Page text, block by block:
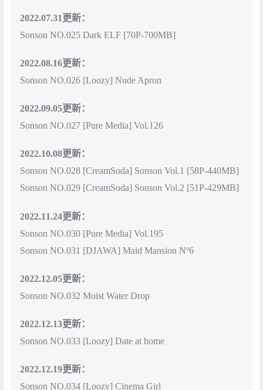
2022.07.31更新：
Sonson NO.025 Dark ELF [70P-700MB]
2022.08.16更新：
Sonson NO.026 [Loozy] Nude Apron
2022.09.05更新：
Sonson NO.027 [Pure Media] Vol.126
2022.10.08更新：
Sonson NO.028 [CreamSoda] Sonson Vol.1 [58P-440MB]
Sonson NO.029 [CreamSoda] Sonson Vol.2 [51P-429MB]
2022.11.24更新：
Sonson NO.030 [Pure Media] Vol.195
Sonson NO.031 [DJAWA] Maid Mansion Nº6
2022.12.05更新：
Sonson NO.032 Moist Water Drop
2022.12.13更新：
Sonson NO.033 [Loozy] Date at home
2022.12.19更新：
Sonson NO.034 [Loozy] Cinema Girl